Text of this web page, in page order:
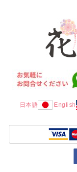
日本語 English